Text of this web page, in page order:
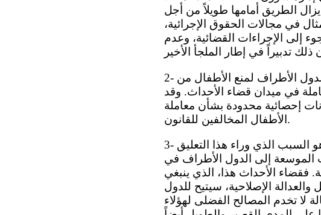
يزال الطريق أمامها طويلاً من أجل
في مجالات الحقوق الإجرائية،
إلى الإجراءات القضائية، وعدم
2- ويساور اللجنة القلق ذاته إزاء غياب معلومات عن التدابير التي اتخذتها الدول الأطراف لمنع الأطفال من
في ميدان قضاء الأحداث. وقد
إحصائية محدودة بشأن معاملة
الأطفال المخالفين للقانون.
3- إن تجربة استعراض أداء الدول الأطراف في ميدان قضاء الأحداث هو السبب الذي وراء هذا التعليق
الموسعة إلى الدول الأطراف في
فقضاء الأحداث هذا، الذي ينبغي
الإصلاحية، سيتيح للدول
لا تخدم المصالح الفضلى لهؤلاء